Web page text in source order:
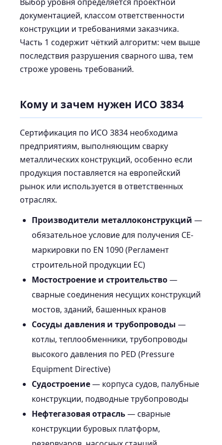
документацией, классом ответственности
конструкции и требованиями заказчика.
Часть 1 содержит чёткий алгоритм: чем выше
последствия разрушения сварного шва, тем
строже уровень требований.
Кому и зачем нужен ИСО 3834
Сертификация по ИСО 3834 необходима
предприятиям, выполняющим сварку
металлических конструкций, особенно если
продукция поставляется на европейский
рынок или используется в ответственных
отраслях.
Производители металлоконструкций —
обязательное условие для получения CE-
маркировки по EN 1090 (Регламент
строительной продукции ЕС)
Мостостроение и строительство—
сварные соединения несущих конструкций
мостов, зданий, башенных кранов
Сосуды давления и трубопроводы —
котлы, теплообменники, трубопроводы
высокого давления по PED (Pressure
Equipment Directive)
Судостроение— корпуса судов, палубные
конструкции, подводные трубопроводы
Нефтегазовая отрасль— сварные
конструкции буровых платформ,